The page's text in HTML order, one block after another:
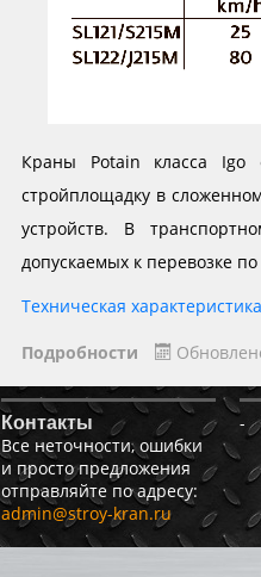
Краны Potain класса Igo
стройплощадку в
устройств. В
допускаемых к перевозке
Техническая
Подробности
Контакты
Все неточности, ошибки
и просто предложения
отправляйте по адресу:
admin@stroy-kran.ru
-